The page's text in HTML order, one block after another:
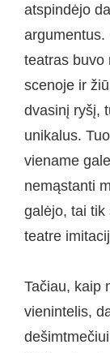
atspindėjo
argumentus.
teatras buvo
scenoje ir
dvasinį ryšį,
unikalus.
viename
nemąstanti
galėjo, tai tik
teatre
Tačiau, kaip
vienintelis,